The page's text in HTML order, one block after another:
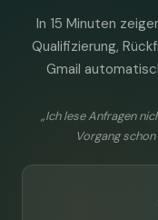
In 15 Minuten
Qualifizierung,
Gmail
„Ich lese Anfragen
Vorgang